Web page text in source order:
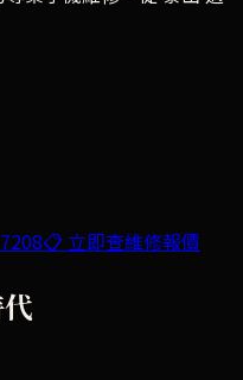
📋 立即查維修報價